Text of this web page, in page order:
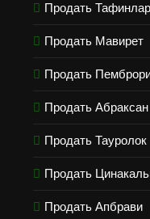
Продать Тафинлар
Продать Мавирет
Продать
Продать Абраксан
Продать Тауролок
Продать
Продать Апбрави